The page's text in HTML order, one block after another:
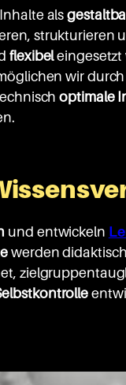
als
strukturieren
flexibeleingesetzt
wir
optimale
und entwickeln
werden